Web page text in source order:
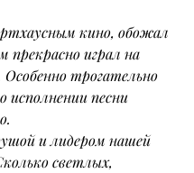
кино, обожал
прекрасно играл на
Особенно трогательно
исполнении песни
и лидером нашей
светлых,